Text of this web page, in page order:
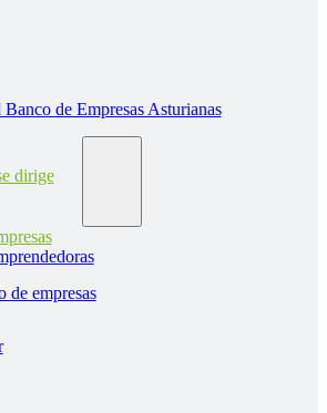
Banco de Empresas Asturianas
dirige
de empresas